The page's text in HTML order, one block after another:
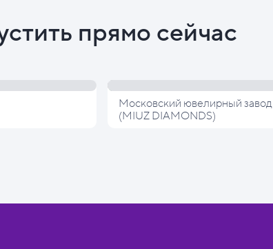
прямо сейчас
Московский ювелирный завод
(MIUZ DIAMONDS)